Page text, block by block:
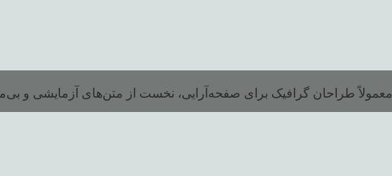
معمولاً طراحان گرافیک برای صفحه‌آرایی، نخست از متن‌های آزمایشی و